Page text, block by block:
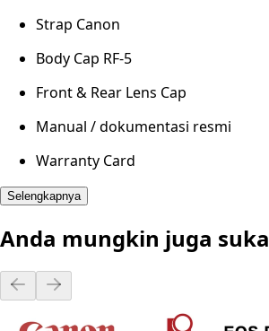
Strap Canon
Body Cap RF-5
Front & Rear Lens Cap
Manual / dokumentasi resmi
Warranty Card
Selengkapnya
Anda mungkin juga suka